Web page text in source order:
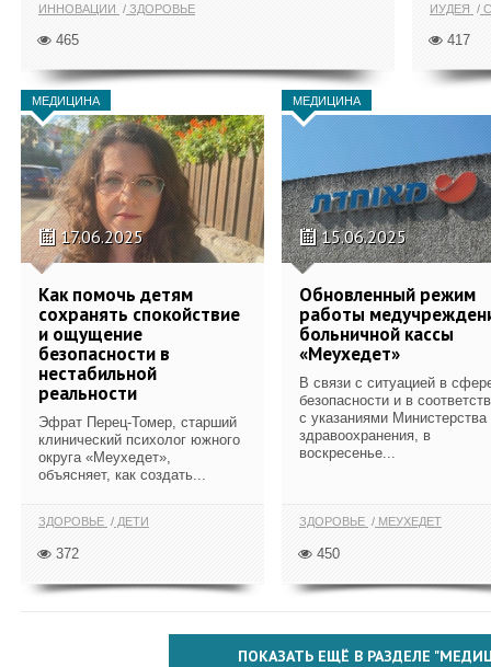
ИННОВАЦИИ ЗДОРОВЬЕ
465
ИУДЕЯ
417
МЕДИЦИНА
17.06.2025
Как помочь детям
сохранять спокойствие
и ощущение
безопасности в
нестабильной
реальности
Эфрат Перец-Томер, старший
клинический психолог южного
округа «Меухедет»,
объясняет, как создать...
ЗДОРОВЬЕ ДЕТИ
372
МЕДИЦИНА
15.06.2025
Обновленный режим
работы
больничной кассы
«Меухедет»
В связи с ситуацией в
безопасности и в
с указаниями Министерства
здравоохранения, в
воскресенье...
ЗДОРОВЬЕ МЕУХЕДЕТ
450
ПОКАЗАТЬ ЕЩЁ В РАЗДЕЛЕ